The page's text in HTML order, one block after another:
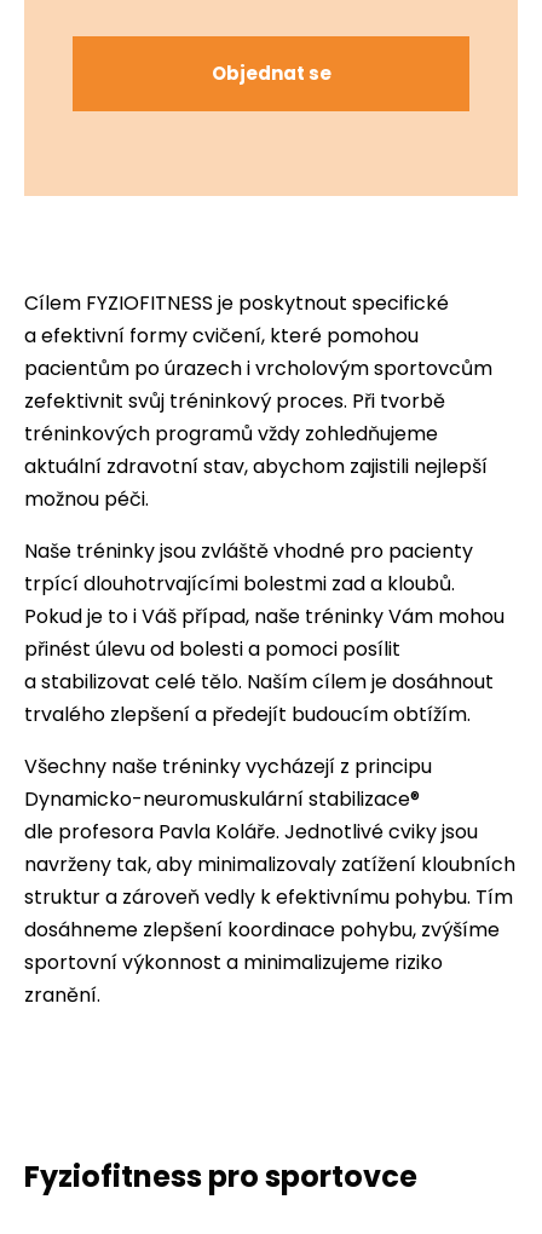
Objednat se
Cílem FYZIOFITNESS je poskytnout specifické
a efektivní formy cvičení, které pomohou
pacientům po úrazech i vrcholovým sportovcům
zefektivnit svůj tréninkový proces. Při tvorbě
tréninkových programů vždy zohledňujeme
aktuální zdravotní stav, abychom zajistili nejlepší
možnou péči.
Naše tréninky jsou zvláště vhodné pro pacienty
trpící dlouhotrvajícími bolestmi zad a kloubů.
Pokud je to i Váš případ, naše tréninky Vám mohou
přinést úlevu od bolesti a pomoci posílit
a stabilizovat celé tělo. Naším cílem je dosáhnout
trvalého zlepšení a předejít budoucím obtížím.
Všechny naše tréninky vycházejí z principu
Dynamicko-neuromuskulární stabilizace®
dle profesora Pavla Koláře. Jednotlivé cviky jsou
navrženy tak, aby minimalizovaly zatížení kloubních
struktur a zároveň vedly k efektivnímu pohybu. Tím
dosáhneme zlepšení koordinace pohybu, zvýšíme
sportovní výkonnost a minimalizujeme riziko
zranění.
Fyziofitness pro sportovce